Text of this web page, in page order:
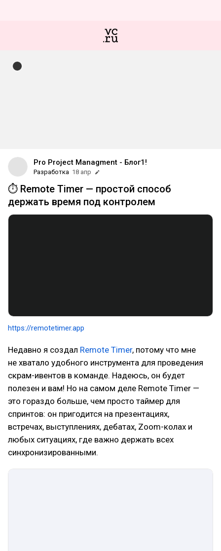
Pro Project Managment - Блог1!
Разработка 18 апр
⏱ Remote Timer — простой способ
держать время под контролем
https://remotetimer.app
Недавно я создал Remote Timer, потому что мне
не хватало удобного инструмента для проведения
скрам-ивентов в команде. Надеюсь, он будет
полезен и вам! Но на самом деле Remote Timer —
это гораздо больше, чем просто таймер для
спринтов: он пригодится на презентациях,
встречах, выступлениях, дебатах, Zoom-колах и
любых ситуациях, где важно держать всех
синхронизированными.